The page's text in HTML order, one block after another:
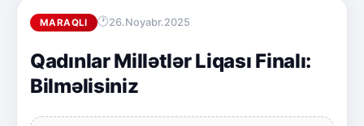
MARAQLI 26.Noyabr.2025
Qadınlar Millətlər Liqası Finalı:
Bilməlisiniz